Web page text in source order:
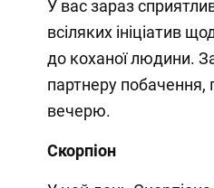
У вас зараз
всіляких ініціатив
до коханої людини.
партнеру побачення,
вечерю.
Скорпіон